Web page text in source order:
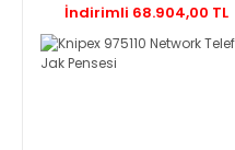
İndirimli 68.904,00 TL